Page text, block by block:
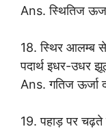
Ans. स्थितिज
18. स्थिर आलम्ब
पदार्थ इधर-उधर
Ans. गतिज ऊर्जा
19. पहाड़ पर